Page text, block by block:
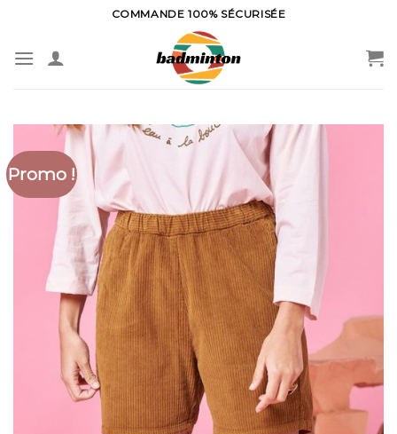
content
COMMANDE 100% SÉCURISÉE
Promo !